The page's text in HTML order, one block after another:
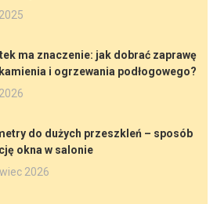
ma znaczenie: jak dobrać zaprawę
i ogrzewania podłogowego?
do dużych przeszkleń – sposób
okna w salonie
2026